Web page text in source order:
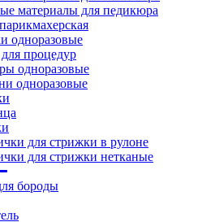
материалы для педикюра
одноразовые
процедур
одноразовые
одноразовые
для стрижки в рулоне
для стрижки нетканые
бороды